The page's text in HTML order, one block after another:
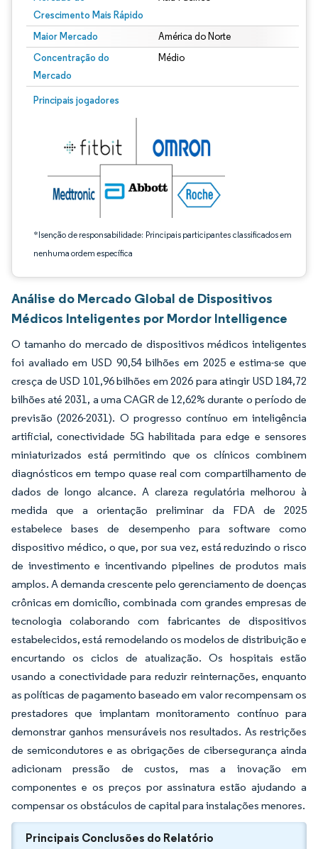
Crescimento Mais Rápido
Maior Mercado América do Norte
Concentração do
Mercado
Médio
Principais jogadores
*Isenção de responsabilidade: Principais participantes classificados em
nenhuma ordem específica
Imagem © Mordor Intelligence. O reuso requer atribuição conforme CC BY 4.0.
Análise do Mercado Global de Dispositivos
Médicos Inteligentes por Mordor Intelligence
O tamanho do mercado de dispositivos médicos inteligentes
foi avaliado em USD 90,54 bilhões em 2025 e estima-se que
cresça de USD 101,96 bilhões em 2026 para atingir USD 184,72
bilhões até 2031, a uma CAGR de 12,62% durante o período de
previsão (2026-2031). O progresso contínuo em inteligência
artificial, conectividade 5G habilitada para edge e sensores
miniaturizados está permitindo que os clínicos combinem
diagnósticos em tempo quase real com compartilhamento de
dados de longo alcance. A clareza regulatória melhorou à
medida que a orientação preliminar da FDA de 2025
estabelece bases de desempenho para software como
dispositivo médico, o que, por sua vez, está reduzindo o risco
de investimento e incentivando pipelines de produtos mais
amplos. A demanda crescente pelo gerenciamento de doenças
crônicas em domicílio, combinada com grandes empresas de
tecnologia colaborando com fabricantes de dispositivos
estabelecidos, está remodelando os modelos de distribuição e
encurtando os ciclos de atualização. Os hospitais estão
usando a conectividade para reduzir reinternações, enquanto
as políticas de pagamento baseado em valor recompensam os
prestadores que implantam monitoramento contínuo para
demonstrar ganhos mensuráveis nos resultados. As restrições
de semicondutores e as obrigações de cibersegurança ainda
adicionam pressão de custos, mas a inovação em
componentes e os preços por assinatura estão ajudando a
compensar os obstáculos de capital para instalações menores.
Principais Conclusões do Relatório